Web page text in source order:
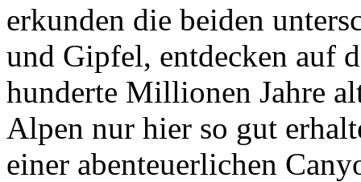
erkunden die beiden
und Gipfel, entdecken auf
hunderte Millionen Jahre
Alpen nur hier so gut
einer abenteuerlichen